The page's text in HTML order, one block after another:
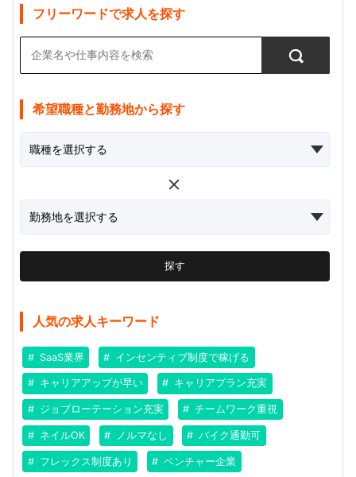
フリーワードで求人を探す
希望職種と勤務地から探す
探す
人気の求人キーワード
SaaS業界 インセンティブ制度で稼げる
キャリアアップが早い キャリアプラン充実
ジョブローテーション充実 チームワーク重視
ネイルOK ノルマなし バイク通勤可
フレックス制度あり ベンチャー企業